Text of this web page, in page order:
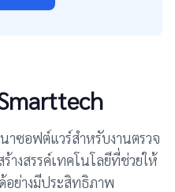
ซอฟต์แวร์สำหรับงานตรวจ
างสรรค์เทคโนโลยีที่ช่วยให้
อย่างมีประสิทธิภาพ